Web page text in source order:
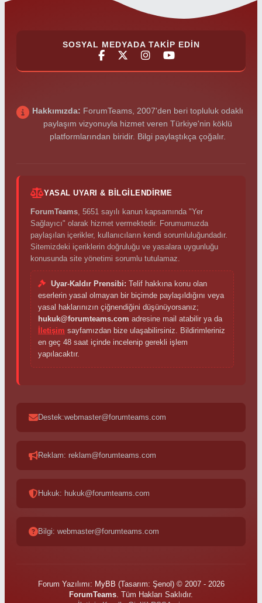
SOSYAL MEDYADA TAKIP EDIN
Hakkımızda: ForumTeams, 2007'den beri topluluk odaklı
paylaşım vizyonuyla hizmet veren Türkiye'nin köklü
platformlarından biridir. Bilgi paylaştıkça çoğalır.
YASAL UYARI & BILGILENDIRME
ForumTeams, 5651 sayılı kanun kapsamında "Yer
Sağlayıcı" olarak hizmet vermektedir. Forumumuzda
paylaşılan içerikler, kullanıcıların kendi sorumluluğundadır.
Sitemizdeki içeriklerin doğruluğu ve yasalara uygunluğu
konusunda site yönetimi sorumlu tutulamaz.
Uyar-Kaldır Prensibi: Telif hakkına konu olan
eserlerin yasal olmayan bir biçimde paylaşıldığını veya
yasal haklarınızın çiğnendiğini düşünüyorsanız;
hukuk@forumteams.com adresine mail atabilir ya da
İletişim sayfamızdan bize ulaşabilirsiniz. Bildirimleriniz
en geç 48 saat içinde incelenip gerekli işlem
yapılacaktır.
Destek:webmaster@forumteams.com
Reklam: reklam@forumteams.com
Hukuk: hukuk@forumteams.com
Bilgi: webmaster@forumteams.com
Forum Yazılımı: MyBB (Tasarım: Şenol) © 2007 - 2026
ForumTeams. Tüm Hakları Saklıdır.